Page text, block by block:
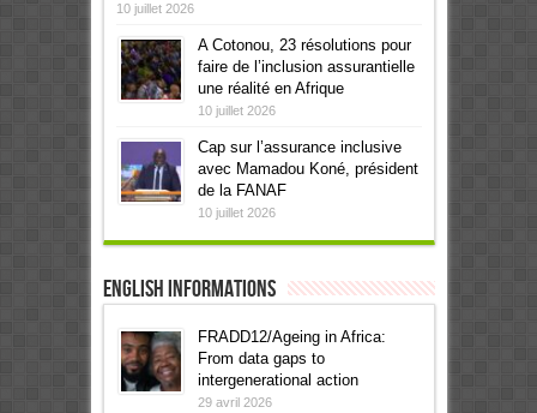
10 juillet 2026
A Cotonou, 23 résolutions pour
faire de l’inclusion assurantielle
une réalité en Afrique
10 juillet 2026
Cap sur l’assurance inclusive
avec Mamadou Koné, président
de la FANAF
10 juillet 2026
English informations
FRADD12/Ageing in Africa:
From data gaps to
intergenerational action
29 avril 2026